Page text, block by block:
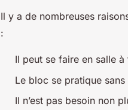
Il y a de nombreuses
:
Il peut se faire en salle à
Le bloc se pratique
Il n’est pas besoin non